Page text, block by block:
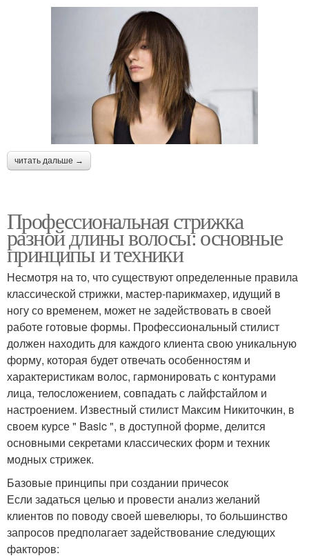
читать дальше →
Профессиональная стрижка
разной длины волосы: основные
принципы и техники
Несмотря на то, что существуют определенные правила
классической стрижки, мастер-парикмахер, идущий в
ногу со временем, может не задействовать в своей
работе готовые формы. Профессиональный стилист
должен находить для каждого клиента свою уникальную
форму, которая будет отвечать особенностям и
характеристикам волос, гармонировать с контурами
лица, телосложением, совпадать с лайфстайлом и
настроением. Известный стилист Максим Никиточкин, в
своем курсе " Basic ", в доступной форме, делится
основными секретами классических форм и техник
модных стрижек.
Базовые принципы при создании причесок
Если задаться целью и провести анализ желаний
клиентов по поводу своей шевелюры, то большинство
запросов предполагает задействование следующих
факторов: